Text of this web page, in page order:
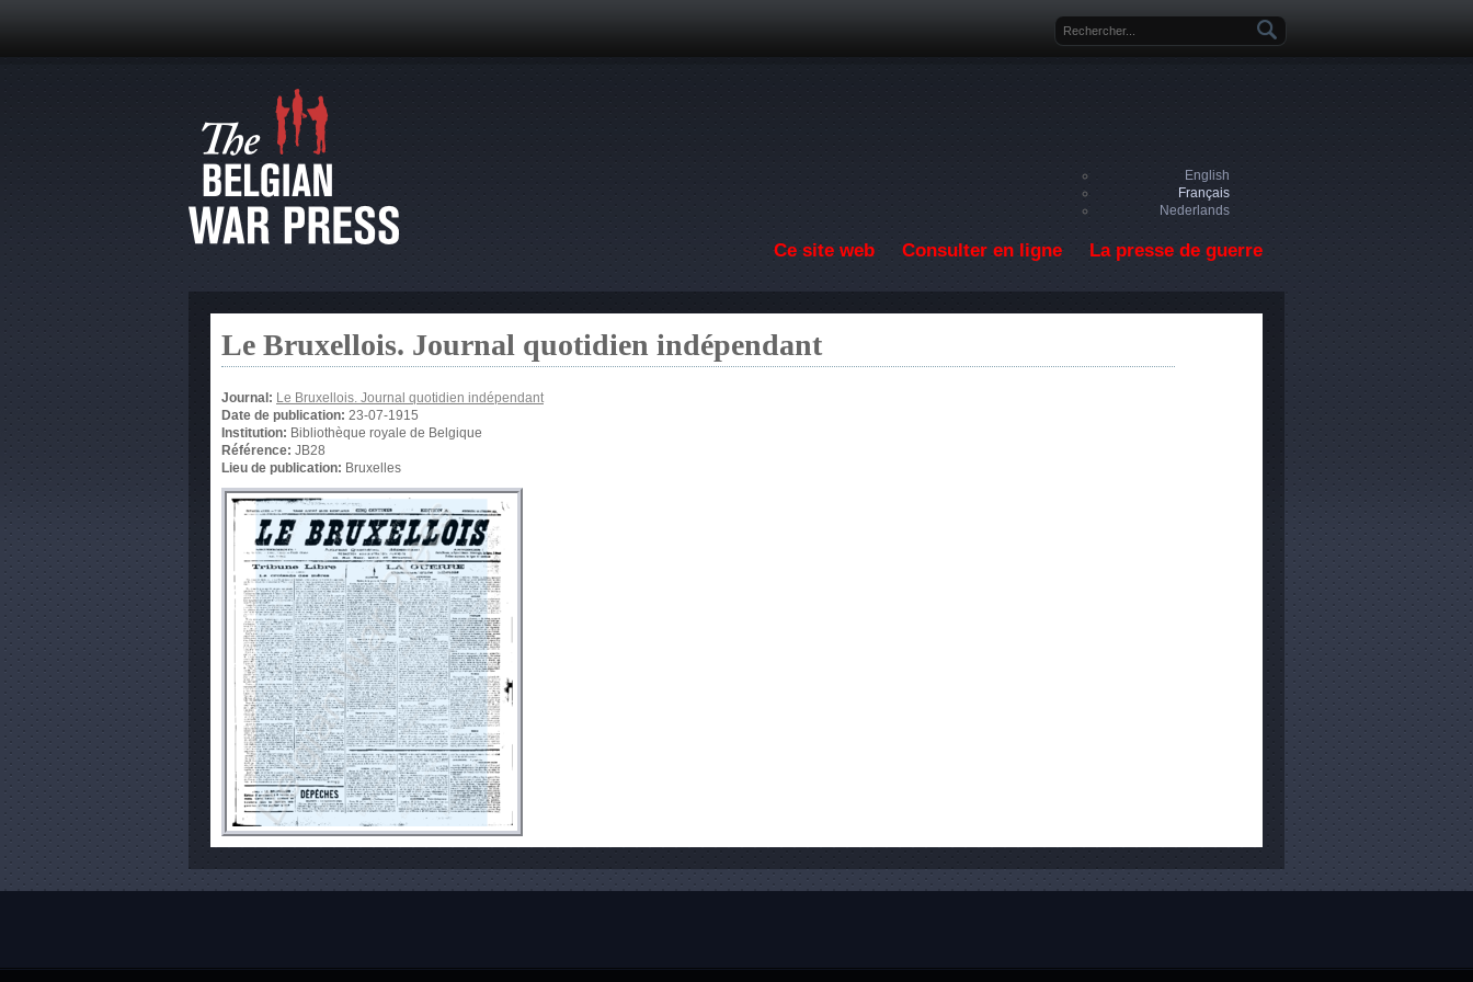
Formulaire de recherche
English
Français
Nederlands
Ce site web Consulter en ligne La presse de guerre
Le Bruxellois. Journal quotidien indépendant
Journal: Le Bruxellois. Journal quotidien indépendant
Date de publication: 23-07-1915
Institution: Bibliothèque royale de Belgique
Référence: JB28
Lieu de publication: Bruxelles